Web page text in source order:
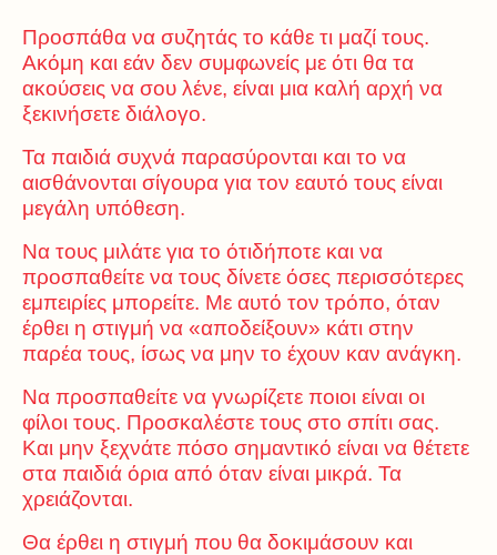
Προσπάθα να συζητάς το κάθε τι μαζί τους.
Ακόμη και εάν δεν συμφωνείς με ότι θα τα
ακούσεις να σου λένε, είναι μια καλή αρχή να
ξεκινήσετε διάλογο.
Τα παιδιά συχνά παρασύρονται και το να
αισθάνονται σίγουρα για τον εαυτό τους είναι
μεγάλη υπόθεση.
Να τους μιλάτε για το ότιδήποτε και να
προσπαθείτε να τους δίνετε όσες περισσότερες
εμπειρίες μπορείτε. Με αυτό τον τρόπο, όταν
έρθει η στιγμή να «αποδείξουν» κάτι στην
παρέα τους, ίσως να μην το έχουν καν ανάγκη.
Να προσπαθείτε να γνωρίζετε ποιοι είναι οι
φίλοι τους. Προσκαλέστε τους στο σπίτι σας.
Και μην ξεχνάτε πόσο σημαντικό είναι να θέτετε
στα παιδιά όρια από όταν είναι μικρά. Τα
χρειάζονται.
Θα έρθει η στιγμή που θα δοκιμάσουν και